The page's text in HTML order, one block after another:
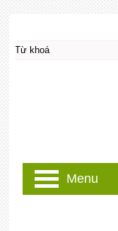
Menu